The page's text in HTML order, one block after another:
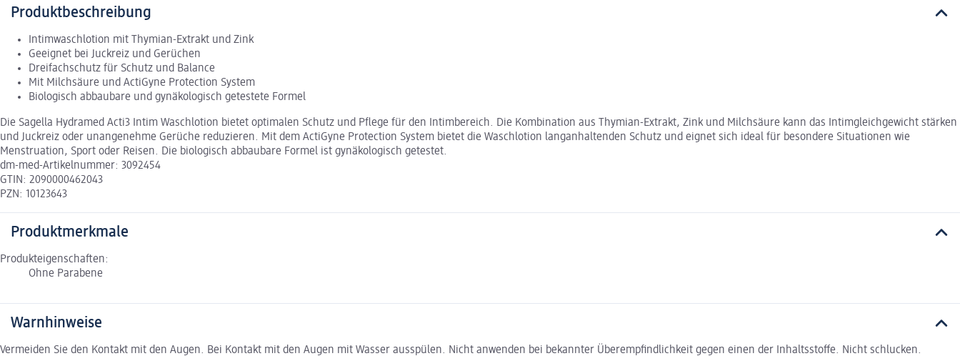
Produktbeschreibung
Intimwaschlotion mit Thymian-Extrakt und Zink
Geeignet bei Juckreiz und Gerüchen
Dreifachschutz für Schutz und Balance
Mit Milchsäure und ActiGyne Protection System
Biologisch abbaubare und gynäkologisch getestete Formel
Die Sagella Hydramed Acti3 Intim Waschlotion bietet optimalen Schutz und Pflege für den Intimbereich. Die Kombination aus Thymian-Extrakt, Zink und Milchsäure kann das Intimgleichgewicht stärken
und Juckreiz oder unangenehme Gerüche reduzieren. Mit dem ActiGyne Protection System bietet die Waschlotion langanhaltenden Schutz und eignet sich ideal für besondere Situationen wie
Menstruation, Sport oder Reisen. Die biologisch abbaubare Formel ist gynäkologisch getestet.
dm-med-Artikelnummer: 3092454
GTIN: 2090000462043
PZN: 10123643
Produktmerkmale
Produkteigenschaften:
Ohne Parabene
Warnhinweise
Vermeiden Sie den Kontakt mit den Augen. Bei Kontakt mit den Augen mit Wasser ausspülen. Nicht anwenden bei bekannter Überempfindlichkeit gegen einen der Inhaltsstoffe. Nicht schlucken.